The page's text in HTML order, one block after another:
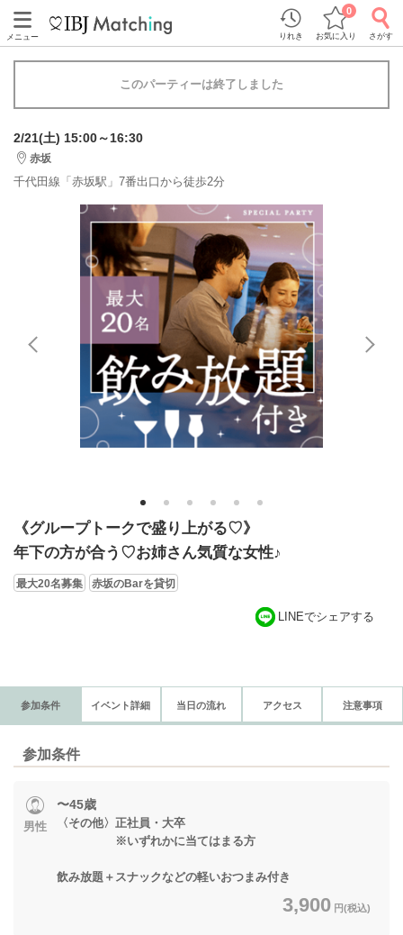
メニュー りれき お気に入り
0
さがす
このパーティーは終了しました
2/21(土) 15:00～16:30
赤坂
千代田線「赤坂駅」7番出口から徒歩2分
1 2 3 4 5 6
《グループトークで盛り上がる♡》
年下の方が合う♡お姉さん気質な女性♪
最大20名募集 赤坂のBarを貸切
LINEでシェアする
参加条件 イベント詳細 当日の流れ アクセス 注意事項
参加条件
男性
〜45歳
〈その他〉正社員・大卒
※いずれかに当てはまる方
飲み放題＋スナックなどの軽いおつまみ付き
3,900 円(税込)